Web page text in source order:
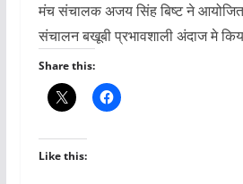
मंच संचालक अजय सिंह बिष्ट ने आयोजित
संचालन बखूबी प्रभावशाली अंदाज मे
Share this:
Like this: